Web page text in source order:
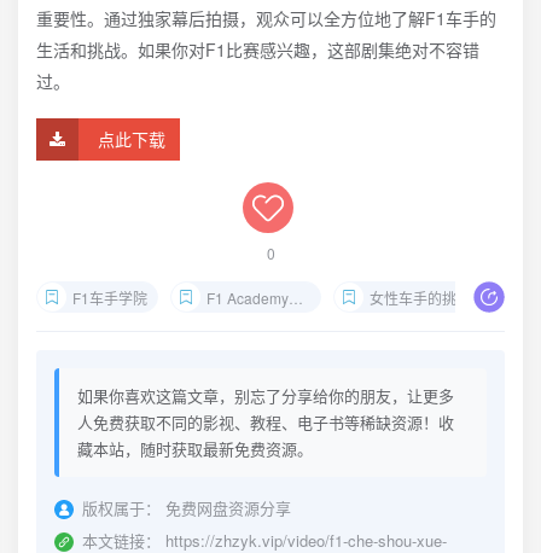
重要性。通过独家幕后拍摄，观众可以全方位地了解F1车手的
生活和挑战。如果你对F1比赛感兴趣，这部剧集绝对不容错
过。
点此下载
0
F1车手学院 F1 Academy纪录剧集 女性车手的挑战
如果你喜欢这篇文章，别忘了分享给你的朋友，让更多
人免费获取不同的影视、教程、电子书等稀缺资源！收
藏本站，随时获取最新免费资源。
版权属于：
免费网盘资源分享
本文链接：
https://zhzyk.vip/video/f1-che-shou-xue-